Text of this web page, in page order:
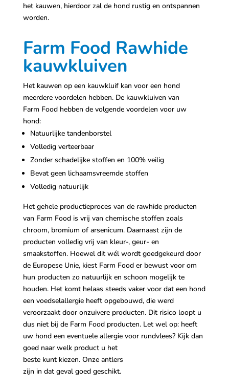
het kauwen, hierdoor zal de hond rustig en ontspannen
worden.
Farm Food Rawhide
kauwkluiven
Het kauwen op een kauwkluif kan voor een hond
meerdere voordelen hebben. De kauwkluiven van
Farm Food hebben de volgende voordelen voor uw
hond:
Natuurlijke tandenborstel
Volledig verteerbaar
Zonder schadelijke stoffen en 100% veilig
Bevat geen lichaamsvreemde stoffen
Volledig natuurlijk
Het gehele productieproces van de rawhide producten
van Farm Food is vrij van chemische stoffen zoals
chroom, bromium of arsenicum. Daarnaast zijn de
producten volledig vrij van kleur-, geur- en
smaakstoffen. Hoewel dit wél wordt goedgekeurd door
de Europese Unie, kiest Farm Food er bewust voor om
hun producten zo natuurlijk en schoon mogelijk te
houden. Het komt helaas steeds vaker voor dat een hond
een voedselallergie heeft opgebouwd, die werd
veroorzaakt door onzuivere producten. Dit risico loopt u
dus niet bij de Farm Food producten. Let welop: heeft
uw hond een eventuele allergie voor rundvlees? Kijk dan
goed naar welk product u het
beste kunt kiezen. Onze antlers
zijn in dat geval goed geschikt.